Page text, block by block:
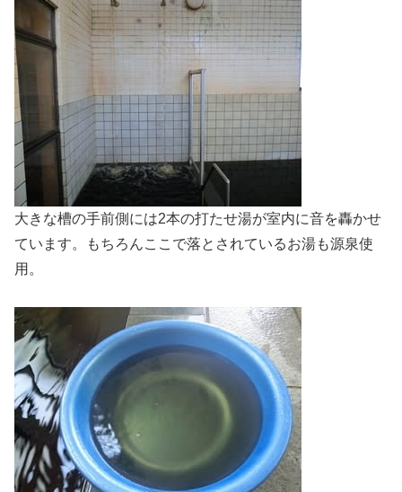
大きな槽の手前側には2本の打たせ湯が室内に音を轟かせ
ています。もちろんここで落とされているお湯も源泉使
用。